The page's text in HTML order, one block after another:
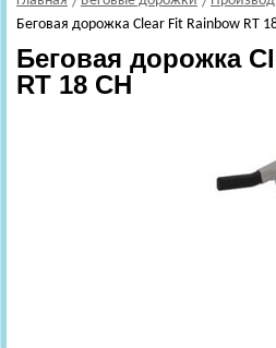
Беговая дорожка Clear Fit Rainbow RT
Беговая дорожка
RT 18 CH